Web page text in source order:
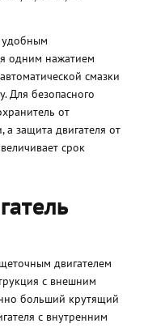
удобным
одним нажатием
смазки
Для безопасного
от
а защита двигателя от
срок
двигателем
с внешним
больший крутящий
с внутренним